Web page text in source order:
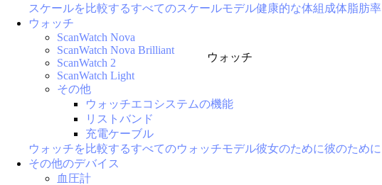
ウォッチ
スケールを比較するすべてのスケールモデル健康的な体組成体脂肪率
ウォッチ
ScanWatch Nova
ScanWatch Nova Brilliant
ScanWatch 2
ScanWatch Light
その他
ウォッチエコシステムの機能
リストバンド
充電ケーブル
ウォッチを比較するすべてのウォッチモデル彼女のために彼のために
その他のデバイス
血圧計